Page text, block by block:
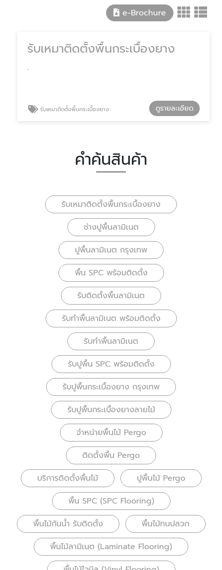
e-Brochure
รับเหมาติดตั้งพื้นกระเบื้องยาง
.
รับเหมาติดตั้งพื้นกระเบื้องยาง ดูรายละเอียด
คำค้นสินค้า
รับเหมาติดตั้งพื้นกระเบื้องยาง
ช่างปูพื้นลามิเนต
ปูพื้นลามิเนต กรุงเทพ
พื้น SPC พร้อมติดตั้ง
รับติดตั้งพื้นลามิเนต
รับทำพื้นลามิเนต พร้อมติดตั้ง
รับทำพื้นลามิเนต
รับปูพื้น SPC พร้อมติดตั้ง
รับปูพื้นกระเบื้องยาง กรุงเทพ
รับปูพื้นกระเบื้องยางลายไม้
จำหน่ายพื้นไม้ Pergo
ติดตั้งพื้น Pergo
บริการติดตั้งพื้นไม้
ปูพื้นไม้ Pergo
พื้น SPC (SPC Flooring)
พื้นไม้กันน้ำ รับติดตั้ง
พื้นไม้ทนปลวก
พื้นไม้ลามิเนต (Laminate Flooring)